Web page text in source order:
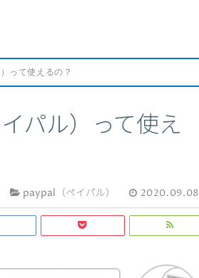
って使えるの？
パル）って使え
paypal（ペイパル） 2020.09.08